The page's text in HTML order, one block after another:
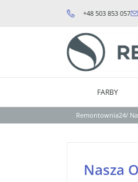
+48 503 853 057
FARBY
Remontownia24/
Nasza